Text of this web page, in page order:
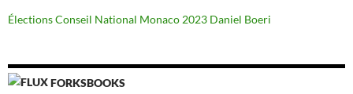
Élections Conseil National Monaco 2023 Daniel Boeri
FORKSBOOKS